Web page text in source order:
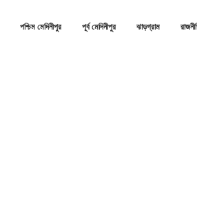
পশ্চিম মেদিনীপুর পূর্ব মেদিনীপুর ঝাড়গ্রাম